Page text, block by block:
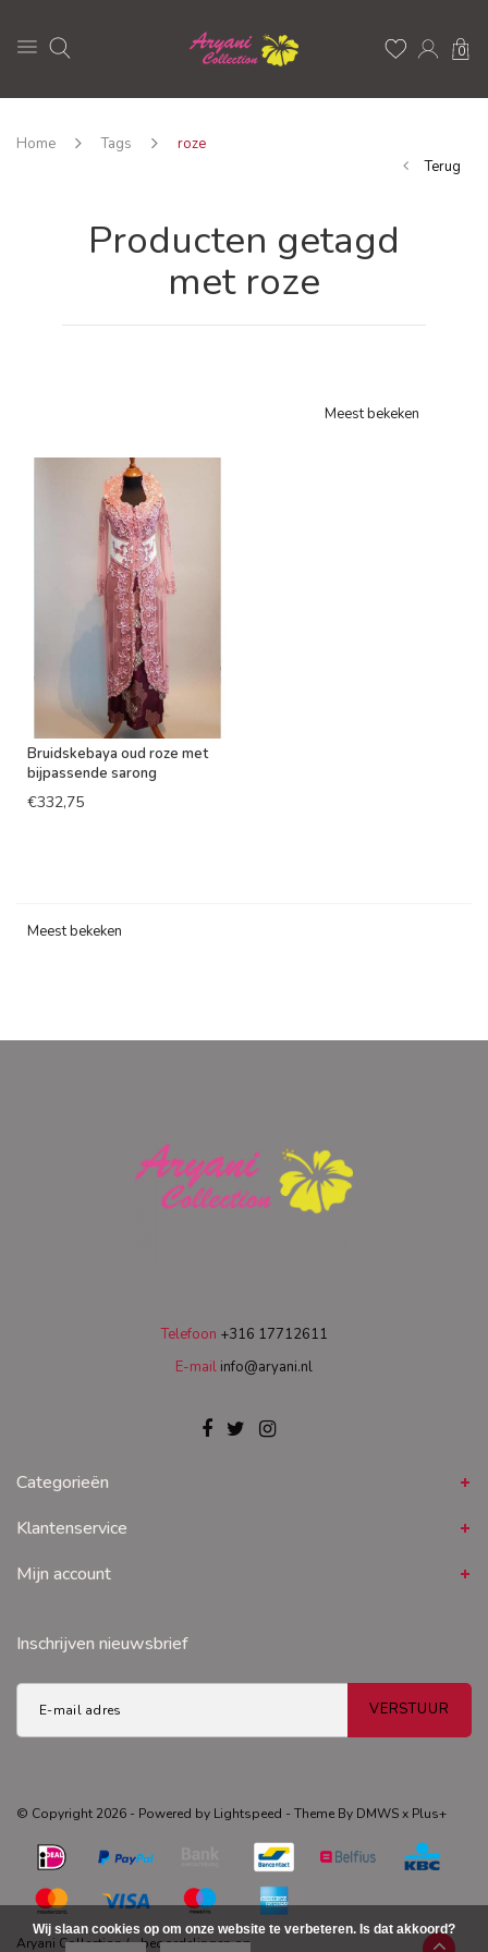
0
Home Tags
roze
Terug
Producten getagd
met roze
Meest bekeken
Bruidskebaya oud roze met
bijpassende sarong
€332,75
Meest bekeken
Telefoon +316 17712611
E-mail info@aryani.nl
Categorieën
Klantenservice
Mijn account
Inschrijven nieuwsbrief
VERSTUUR
© Copyright 2026 - Powered by Lightspeed - Theme By DMWSx Plus+
Aryani Collection/-beoordelingen op
Wij slaan cookies op om onze website te verbeteren. Is dat akkoord?